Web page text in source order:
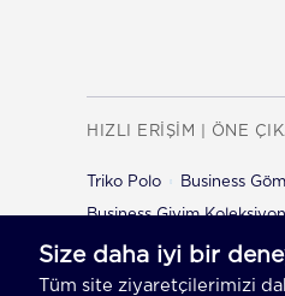
HIZLI ERİŞİM | ÖNE
Triko Polo Business
Business Giyim
Çocuk Şort Çocuk